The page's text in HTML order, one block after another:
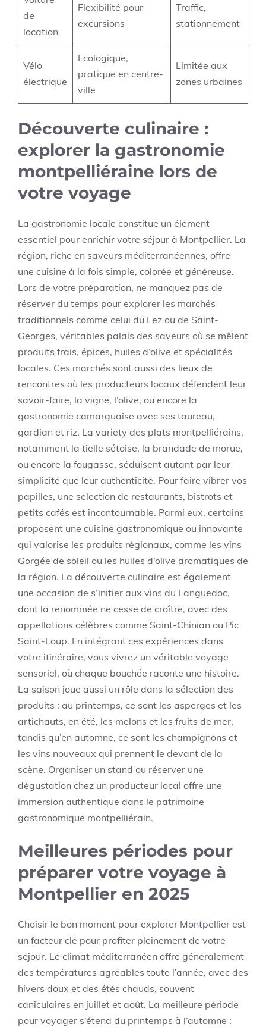
de
location
Flexibilité pour
excursions
Traffic,
stationnement
Vélo
électrique
Ecologique,
pratique en centre-
ville
Limitée aux
zones urbaines
Découverte culinaire :
explorer la gastronomie
montpelliéraine lors de
votre voyage
La gastronomie locale constitue un élément
essentiel pour enrichir votre séjour à Montpellier. La
région, riche en saveurs méditerranéennes, offre
une cuisine à la fois simple, colorée et généreuse.
Lors de votre préparation, ne manquez pas de
réserver du temps pour explorer les marchés
traditionnels comme celui du Lez ou de Saint-
Georges, véritables palais des saveurs où se mêlent
produits frais, épices, huiles d’olive et spécialités
locales. Ces marchés sont aussi des lieux de
rencontres où les producteurs locaux défendent leur
savoir-faire, la vigne, l’olive, ou encore la
gastronomie camarguaise avec ses taureau,
gardian et riz. La variety des plats montpelliérains,
notamment la tielle sétoise, la brandade de morue,
ou encore la fougasse, séduisent autant par leur
simplicité que leur authenticité. Pour faire vibrer vos
papilles, une sélection de restaurants, bistrots et
petits cafés est incontournable. Parmi eux, certains
proposent une cuisine gastronomique ou innovante
qui valorise les produits régionaux, comme les vins
Gorgée de soleil ou les huiles d’olive aromatiques de
la région. La découverte culinaire est également
une occasion de s’initier aux vins du Languedoc,
dont la renommée ne cesse de croître, avec des
appellations célèbres comme Saint-Chinian ou Pic
Saint-Loup. En intégrant ces expériences dans
votre itinéraire, vous vivrez un véritable voyage
sensoriel, où chaque bouchée raconte une histoire.
La saison joue aussi un rôle dans la sélection des
produits : au printemps, ce sont les asperges et les
artichauts, en été, les melons et les fruits de mer,
tandis qu’en automne, ce sont les champignons et
les vins nouveaux qui prennent le devant de la
scène. Organiser un stand ou réserver une
dégustation chez un producteur local offre une
immersion authentique dans le patrimoine
gastronomique montpelliérain.
Meilleures périodes pour
préparer votre voyage à
Montpellier en 2025
Choisir le bon moment pour explorer Montpellier est
un facteur clé pour profiter pleinement de votre
séjour. Le climat méditerranéen offre généralement
des températures agréables toute l’année, avec des
hivers doux et des étés chauds, souvent
caniculaires en juillet et août. La meilleure période
pour voyager s’étend du printemps à l’automne :